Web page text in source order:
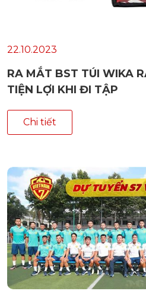
22.10.2023
RA MẮT BST TÚI WIKA
TIỆN LỢI KHI ĐI TẬP
Chi tiết